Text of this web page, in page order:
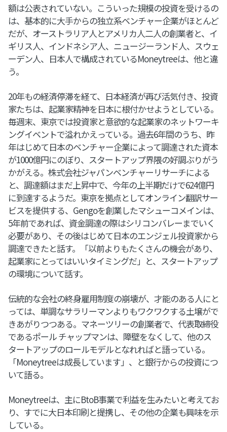
額は公表されていない。こういった規模の投資を受けるの
は、基本的に大手からの独立系ベンチャー企業がほとんど
だが、オーストラリア人とアメリカ人二人の創業者と、イ
ギリス人、インドネシア人、ニュージーランド人、スウェ
ーデン人、日本人で構成されているMoneytreeは、他と違
う。
20年もの経済停滞を経て、日本経済が再び活気付き、投資
家たちは、起業家精神を日本に根付かせようとしている。
毎週末、東京では投資家と意欲的な起業家のネットワーキ
ングイベントで溢れかえっている。過去6年間のうち、昨
年はじめて日本のベンチャー企業によって調達された資本
が1000億円にのぼり、スタートアップ界隈の好調ぶりがう
かがえる。株式会社ジャパンベンチャーリサーチによる
と、調達額はまだ上昇中で、今年の上半期だけで624億円
に到達するようだ。東京を拠点としてオンライン翻訳サー
ビスを提供する、Gengoを創業したマシューコメインは、
5年前であれば、資金調達の際はシリコンバレーまでいく
必要があり、その後はじめて日本のエンジェル投資家から
調達できたと話す。「以前よりもたくさんの機会があり、
起業家にとってはいいタイミングだ」と、スタートアップ
の環境について話す。
伝統的な会社の終身雇用制度の崩壊が、才能のある人にと
っては、単調なサラリーマンよりもワクワクする土壌がで
きあがりつつある。マネーツリーの創業者で、代表取締役
であるポール チャップマンは、障壁をなくして、他のス
タートアップのロールモデルとなれればと語っている。
「Moneytreeは成長しています」、と銀行からの投資につ
いて語る。
Moneytreeは、主にBtoB事業で利益を生みたいと考えてお
り、すでに大日本印刷と提携し、その他の企業も興味を示
している。